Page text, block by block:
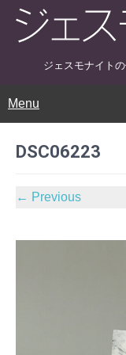
ジェスモナイト
Menu
DSC06223
← Previous